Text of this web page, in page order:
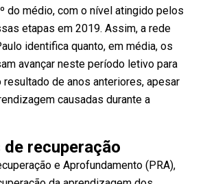
do médio, com o nível atingido pelos
etapas em 2019. Assim, a rede
identifica quanto, em média, os
avançar neste período letivo para
resultado de anos anteriores, apesar
causadas durante a
recuperação
e Aprofundamento (PRA),